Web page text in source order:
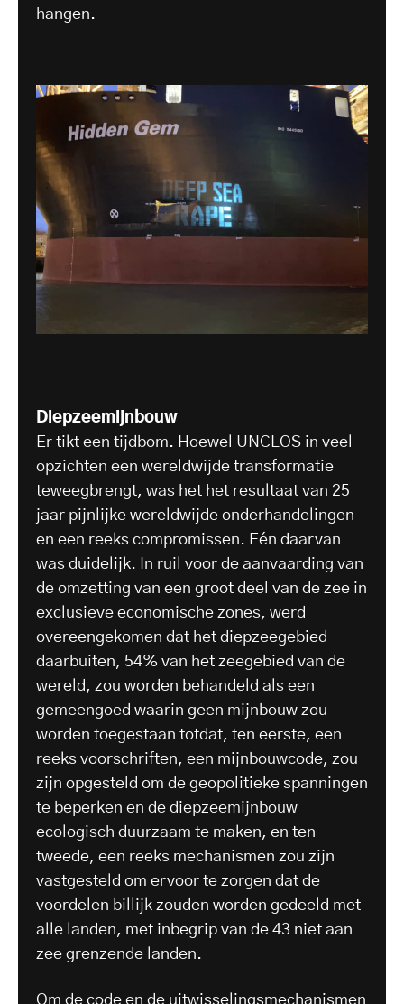
hangen.
Diepzeemijnbouw
Er tikt een tijdbom. Hoewel UNCLOS in veel
opzichten een wereldwijde transformatie
teweegbrengt, was het het resultaat van 25
jaar pijnlijke wereldwijde onderhandelingen
en een reeks compromissen. Eén daarvan
was duidelijk. In ruil voor de aanvaarding van
de omzetting van een groot deel van de zee in
exclusieve economische zones, werd
overeengekomen dat het diepzeegebied
daarbuiten, 54% van het zeegebied van de
wereld, zou worden behandeld als een
gemeengoed waarin geen mijnbouw zou
worden toegestaan totdat, ten eerste, een
reeks voorschriften, een mijnbouwcode, zou
zijn opgesteld om de geopolitieke spanningen
te beperken en de diepzeemijnbouw
ecologisch duurzaam te maken, en ten
tweede, een reeks mechanismen zou zijn
vastgesteld om ervoor te zorgen dat de
voordelen billijk zouden worden gedeeld met
alle landen, met inbegrip van de 43 niet aan
zee grenzende landen.
Om de code en de uitwisselingsmechanismen